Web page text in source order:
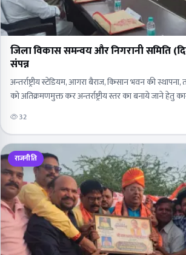
जिला विकास समन्वय और निगरानी समिति
संपन्न
अन्तर्राष्ट्रीय स्टेडियम, आगरा बैराज, किसान भवन की
को अतिक्रमणमुक्त कर अन्तर्राष्ट्रीय स्तर का बनाये जाने हेतु
32
राजनीति